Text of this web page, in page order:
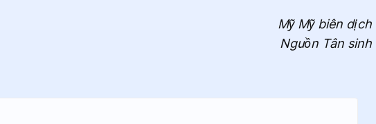
Mỹ Mỹ biên dịch
Nguồn Tân sinh